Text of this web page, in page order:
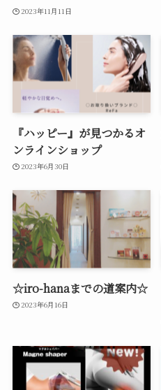
2023年11月11日
『ハッピー』が見つかるオ
ンラインショップ
2023年6月30日
☆iro-hanaまでの道案内☆
2023年6月16日